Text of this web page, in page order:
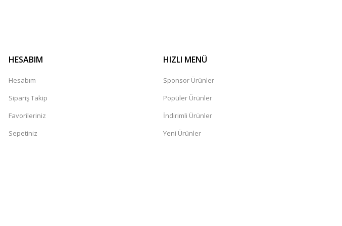
HESABIM
Hesabım
Sipariş Takip
Favorileriniz
Sepetiniz
HIZLI MENÜ
Sponsor Ürünler
Popüler Ürünler
İndirimli Ürünler
Yeni Ürünler